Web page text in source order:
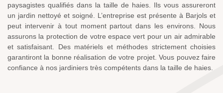
paysagistes qualifiés dans la taille de haies. Ils vous assureront
un jardin nettoyé et soigné. L’entreprise est présente à Barjols et
peut intervenir à tout moment partout dans les environs. Nous
assurons la protection de votre espace vert pour un air admirable
et satisfaisant. Des matériels et méthodes strictement choisies
garantiront la bonne réalisation de votre projet. Vous pouvez faire
confiance à nos jardiniers très compétents dans la taille de haies.